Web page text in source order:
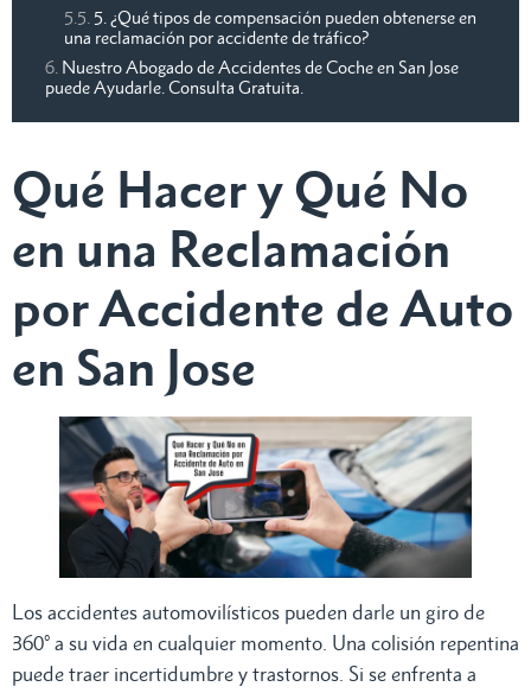
5. ¿Qué tipos de compensación pueden obtenerse en
una reclamación por accidente de tráfico?
Nuestro Abogado de Accidentes de Coche en San Jose
puede Ayudarle. Consulta Gratuita.
Qué Hacer y Qué No
en una Reclamación
por Accidente de Auto
en San Jose
Los accidentes automovilísticos pueden darle un giro de
360° a su vida en cualquier momento. Una colisión repentina
puede traer incertidumbre y trastornos. Si se enfrenta a